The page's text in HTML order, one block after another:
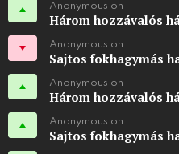
Anonymous on
Három hozzávalós
Anonymous on
Sajtos fokhagymás
Anonymous on
Három hozzávalós
Anonymous on
Sajtos fokhagymás